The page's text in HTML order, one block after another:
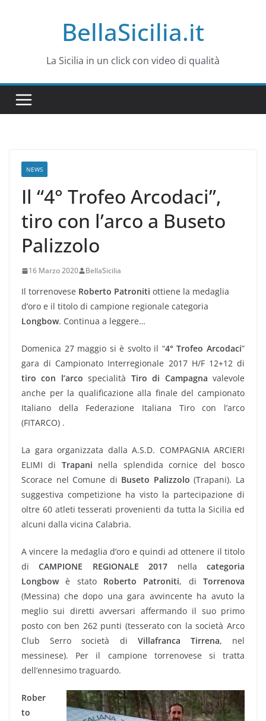
BellaSicilia.it
La Sicilia in un click con video di qualità
NEWS
Il “4° Trofeo Arcodaci”,
tiro con l’arco a Buseto
Palizzolo
16 Marzo 2020 BellaSicilia
Il torrenovese Roberto Patroniti ottiene la medaglia
d’oro e il titolo di campione regionale categoria
Longbow. Continua a leggere…
Domenica 27 maggio si è svolto il “4° Trofeo Arcodaci”
gara di Campionato Interregionale 2017 H/F 12+12 di
tiro con l’arco specialità Tiro di Campagna valevole
anche per la qualificazione alla finale del campionato
Italiano della Federazione Italiana Tiro con l’arco
(FITARCO) .
La gara organizzata dalla A.S.D. COMPAGNIA ARCIERI
ELIMI di Trapani nella splendida cornice del bosco
Scorace nel Comune di Buseto Palizzolo (Trapani). La
suggestiva competizione ha visto la partecipazione di
oltre 60 atleti tesserati provenienti da tutta la Sicilia ed
alcuni dalla vicina Calabria.
A vincere la medaglia d’oro e quindi ad ottenere il titolo
diCAMPIONE REGIONALE 2017 nellacategoria
Longbowè stato Roberto Patroniti, diTorrenova
(Messina) che dopo una gara avvincente ha avuto la
meglio sui diretti avversari affermando il suo primo
posto con ben 262 punti (tesserato con la società Arco
Club Serro società di Villafranca Tirrena, nel
messinese). Per il campione torrenovese si tratta
dell’ennesimo traguardo.
Rober
to